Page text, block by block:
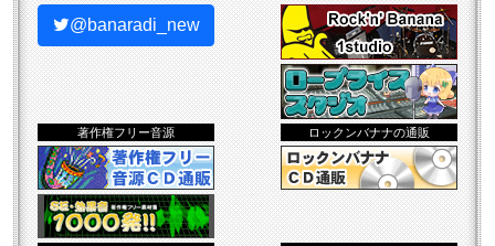
@banaradi_new
著作権フリー音源 ロックンバナナの通販